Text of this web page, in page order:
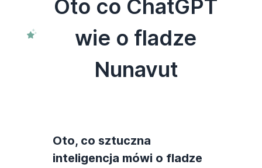
Oto co ChatGPT
wie o fladze
Nunavut
Oto, co sztuczna
inteligencja mówi o fladze